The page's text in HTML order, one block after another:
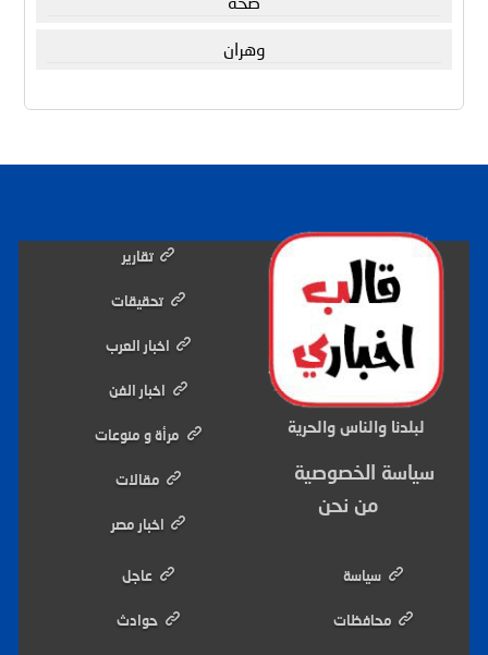
وهران
لبلدنا والناس والحرية
سياسة الخصوصية
من نحن
تقارير
تحقيقات
اخبار العرب
اخبار الفن
مرأة و منوعات
مقالات
اخبار مصر
سياسة
محافظات
عاجل
حوادث